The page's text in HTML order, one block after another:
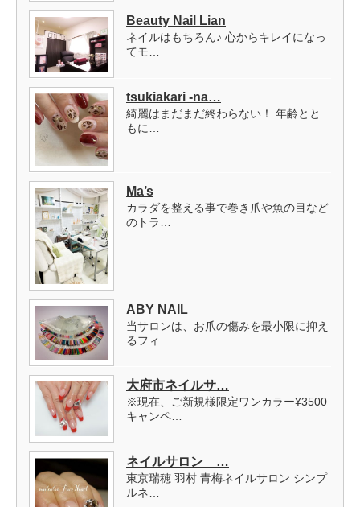
Beauty Nail Lian
ネイルはもちろん♪ 心からキレイになっ
てモ…
tsukiakari -na…
綺麗はまだまだ終わらない！ 年齢とと
もに…
Ma’s
カラダを整える事で巻き爪や魚の目など
のトラ…
ABY NAIL
当サロンは、お爪の傷みを最小限に抑え
るフィ…
大府市ネイルサ…
※現在、ご新規様限定ワンカラー¥3500
キャンペ…
ネイルサロン …
東京瑞穂 羽村 青梅ネイルサロン シンプ
ルネ…